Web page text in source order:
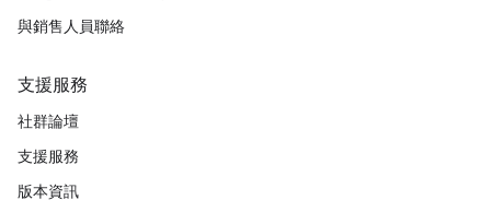
與銷售人員聯絡
支援服務
社群論壇
支援服務
版本資訊